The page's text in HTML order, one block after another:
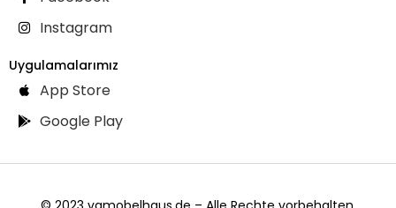
Instagram
Uygulamalarımız
App Store
Google Play